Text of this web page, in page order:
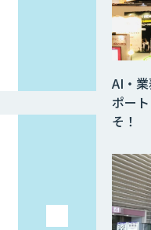
AI・
ポー
そ！